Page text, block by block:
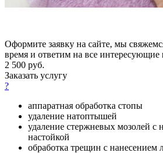
Оформите заявку на сайте, мы
время и ответим на все интересующие
2 500 руб.
Заказать услугу
?
аппаратная обработка стопы
удаление натоптышей
удаление стержневых мозолей с
настойкой
обработка трещин с нанесением